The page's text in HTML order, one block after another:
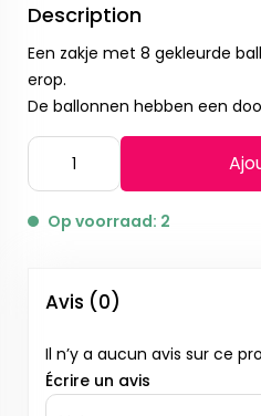
Description
Een zakje met 8 gekleurde
erop.
De ballonnen hebben een
Op voorraad: 2
Avis (0)
Il n’y a aucun avis sur ce
Écrire un avis